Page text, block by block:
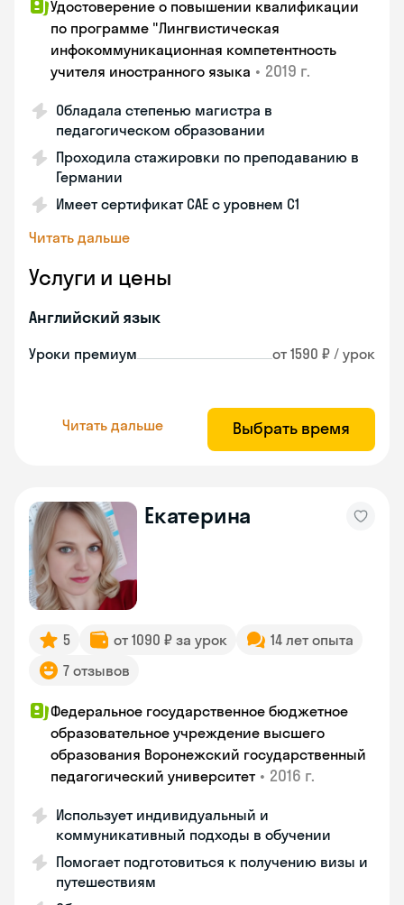
Удостоверение о повышении квалификации
по программе "Лингвистическая
инфокоммуникационная компетентность
учителя иностранного языка • 2019 г.
Обладала степенью магистра в
педагогическом образовании
Проходила стажировки по преподаванию в
Германии
Имеет сертификат САЕ с уровнем С1
Читать дальше
Услуги и цены
Английский язык
Уроки премиум от 1590 ₽ / урок
Читать дальше Выбрать время
Екатерина
5 от 1090 ₽ за урок
14 лет опыта
7 отзывов
Федеральное государственное бюджетное
образовательное учреждение высшего
образования Воронежский государственный
педагогический университет • 2016 г.
Использует индивидуальный и
коммуникативный подходы в обучении
Помогает подготовиться к получению визы и
путешествиям